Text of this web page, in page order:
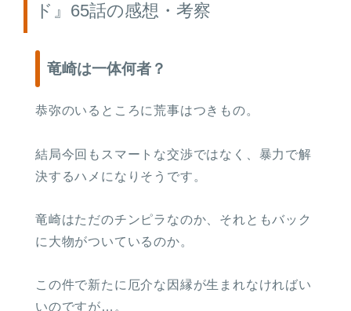
ド』65話の感想・考察
竜崎は一体何者？
恭弥のいるところに荒事はつきもの。
結局今回もスマートな交渉ではなく、暴力で解
決するハメになりそうです。
竜崎はただのチンピラなのか、それともバック
に大物がついているのか。
この件で新たに厄介な因縁が生まれなければい
いのですが…。